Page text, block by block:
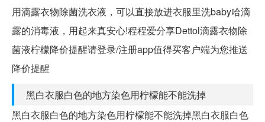
用滴露衣物除菌洗衣液，可以直接放进衣服里洗baby哈滴
露的消毒液，用起来真安心!程程爱分享Dettol滴露衣物除
菌液柠檬降价提醒请登录/注册app值得买客户端为您推送
降价提醒
黑白衣服白色的地方染色用柠檬能不能洗掉
黑白衣服白色的地方染色用柠檬能不能洗掉黑白衣服白色